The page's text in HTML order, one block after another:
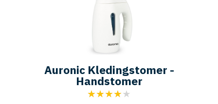
Auronic Kledingstomer -
Handstomer
★★★★★